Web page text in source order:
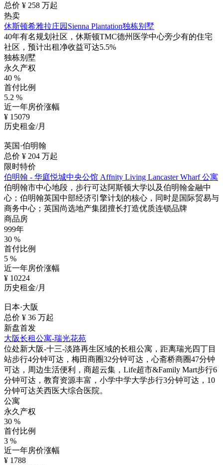
总价 ¥ 258 万起
热卖
休斯顿希雅拉庄园Sienna Plantation独栋别墅
40年有名规划社区，休斯顿TMC德州医学中心旁少有的住宅
社区，预计出租净收益可达5.5%
独栋别墅
永久产权
40 %
首付比例
5.2 %
近一年房价涨幅
¥ 15079
历史租金/月
英国·伯明翰
总价 ¥ 204 万起
限时特价
伯明翰 - 华庭悦城中央公馆 Affnity Living Lancaster Wharf 公寓
伯明翰市中心地段，步行可达阿斯顿大学以及伯明翰金融中
心；伯明翰英国中部经济引擎计划的核心，同时是国际贸易与
商务中心；英国尚选地产集团擅长打造优质连锁品牌
商品房
999年
30 %
首付比例
5 %
近一年房价涨幅
¥ 10224
历史租金/月
日本·大阪
总价 ¥ 36 万起
新盘首发
大阪长租公寓-瑞光花苑
位处新大阪-十三-淡路再生区域的长租公寓，距离瑞光四丁目
站步行4分钟可达，梅田商圈32分钟可达，心斋桥商圈47分钟
可达，周边生活便利，商超云集，Life超市&Family Mart步行6
分钟可达，教育资源丰富，小学中学大学步行3分钟可达，10
分钟可达关西医大综合医院。
公寓
永久产权
30 %
首付比例
3 %
近一年房价涨幅
¥ 1788